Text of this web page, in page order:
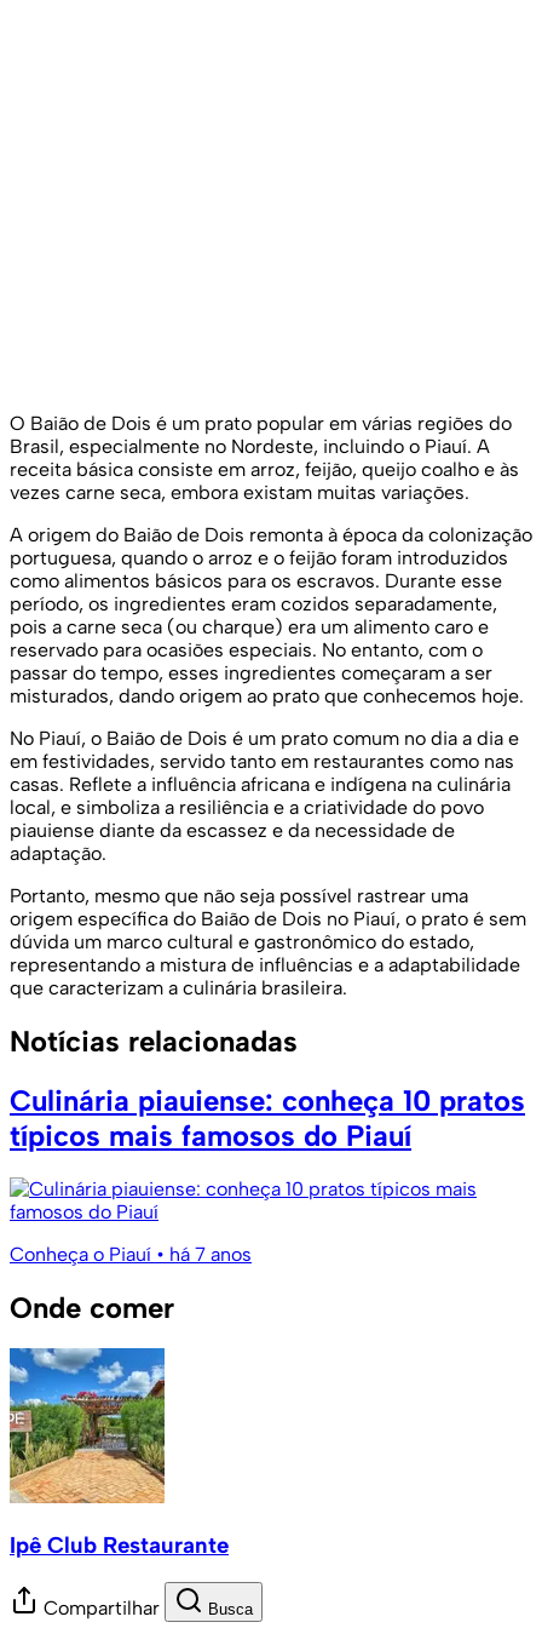
O Baião de Dois é um prato popular em várias regiões do
Brasil, especialmente no Nordeste, incluindo o Piauí. A
receita básica consiste em arroz, feijão, queijo coalho e às
vezes carne seca, embora existam muitas variações.
A origem do Baião de Dois remonta à época da colonização
portuguesa, quando o arroz e o feijão foram introduzidos
como alimentos básicos para os escravos. Durante esse
período, os ingredientes eram cozidos separadamente,
pois a carne seca (ou charque) era um alimento caro e
reservado para ocasiões especiais. No entanto, com o
passar do tempo, esses ingredientes começaram a ser
misturados, dando origem ao prato que conhecemos hoje.
No Piauí, o Baião de Dois é um prato comum no dia a dia e
em festividades, servido tanto em restaurantes como nas
casas. Reflete a influência africana e indígena na culinária
local, e simboliza a resiliência e a criatividade do povo
piauiense diante da escassez e da necessidade de
adaptação.
Portanto, mesmo que não seja possível rastrear uma
origem específica do Baião de Dois no Piauí, o prato é sem
dúvida um marco cultural e gastronômico do estado,
representando a mistura de influências e a adaptabilidade
que caracterizam a culinária brasileira.
Notícias relacionadas
Culinária piauiense: conheça 10 pratos
típicos mais famosos do Piauí
Conheça o Piauí • há 7 anos
Onde comer
Ipê Club Restaurante
Compartilhar Busca